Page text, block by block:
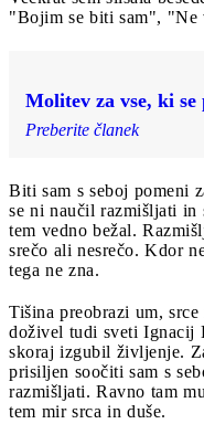
"Bojim se biti sam", "Ne
Molitev za vse, ki
Preberite članek
Biti sam s seboj pomeni
se ni naučil razmišljati in
tem vedno bežal.
srečo ali nesrečo. Kdor
tega ne zna.
Tišina preobrazi um,
doživel tudi sveti
skoraj izgubil življenje.
prisiljen soočiti sam s
razmišljati. Ravno tam
tem mir srca in duše.